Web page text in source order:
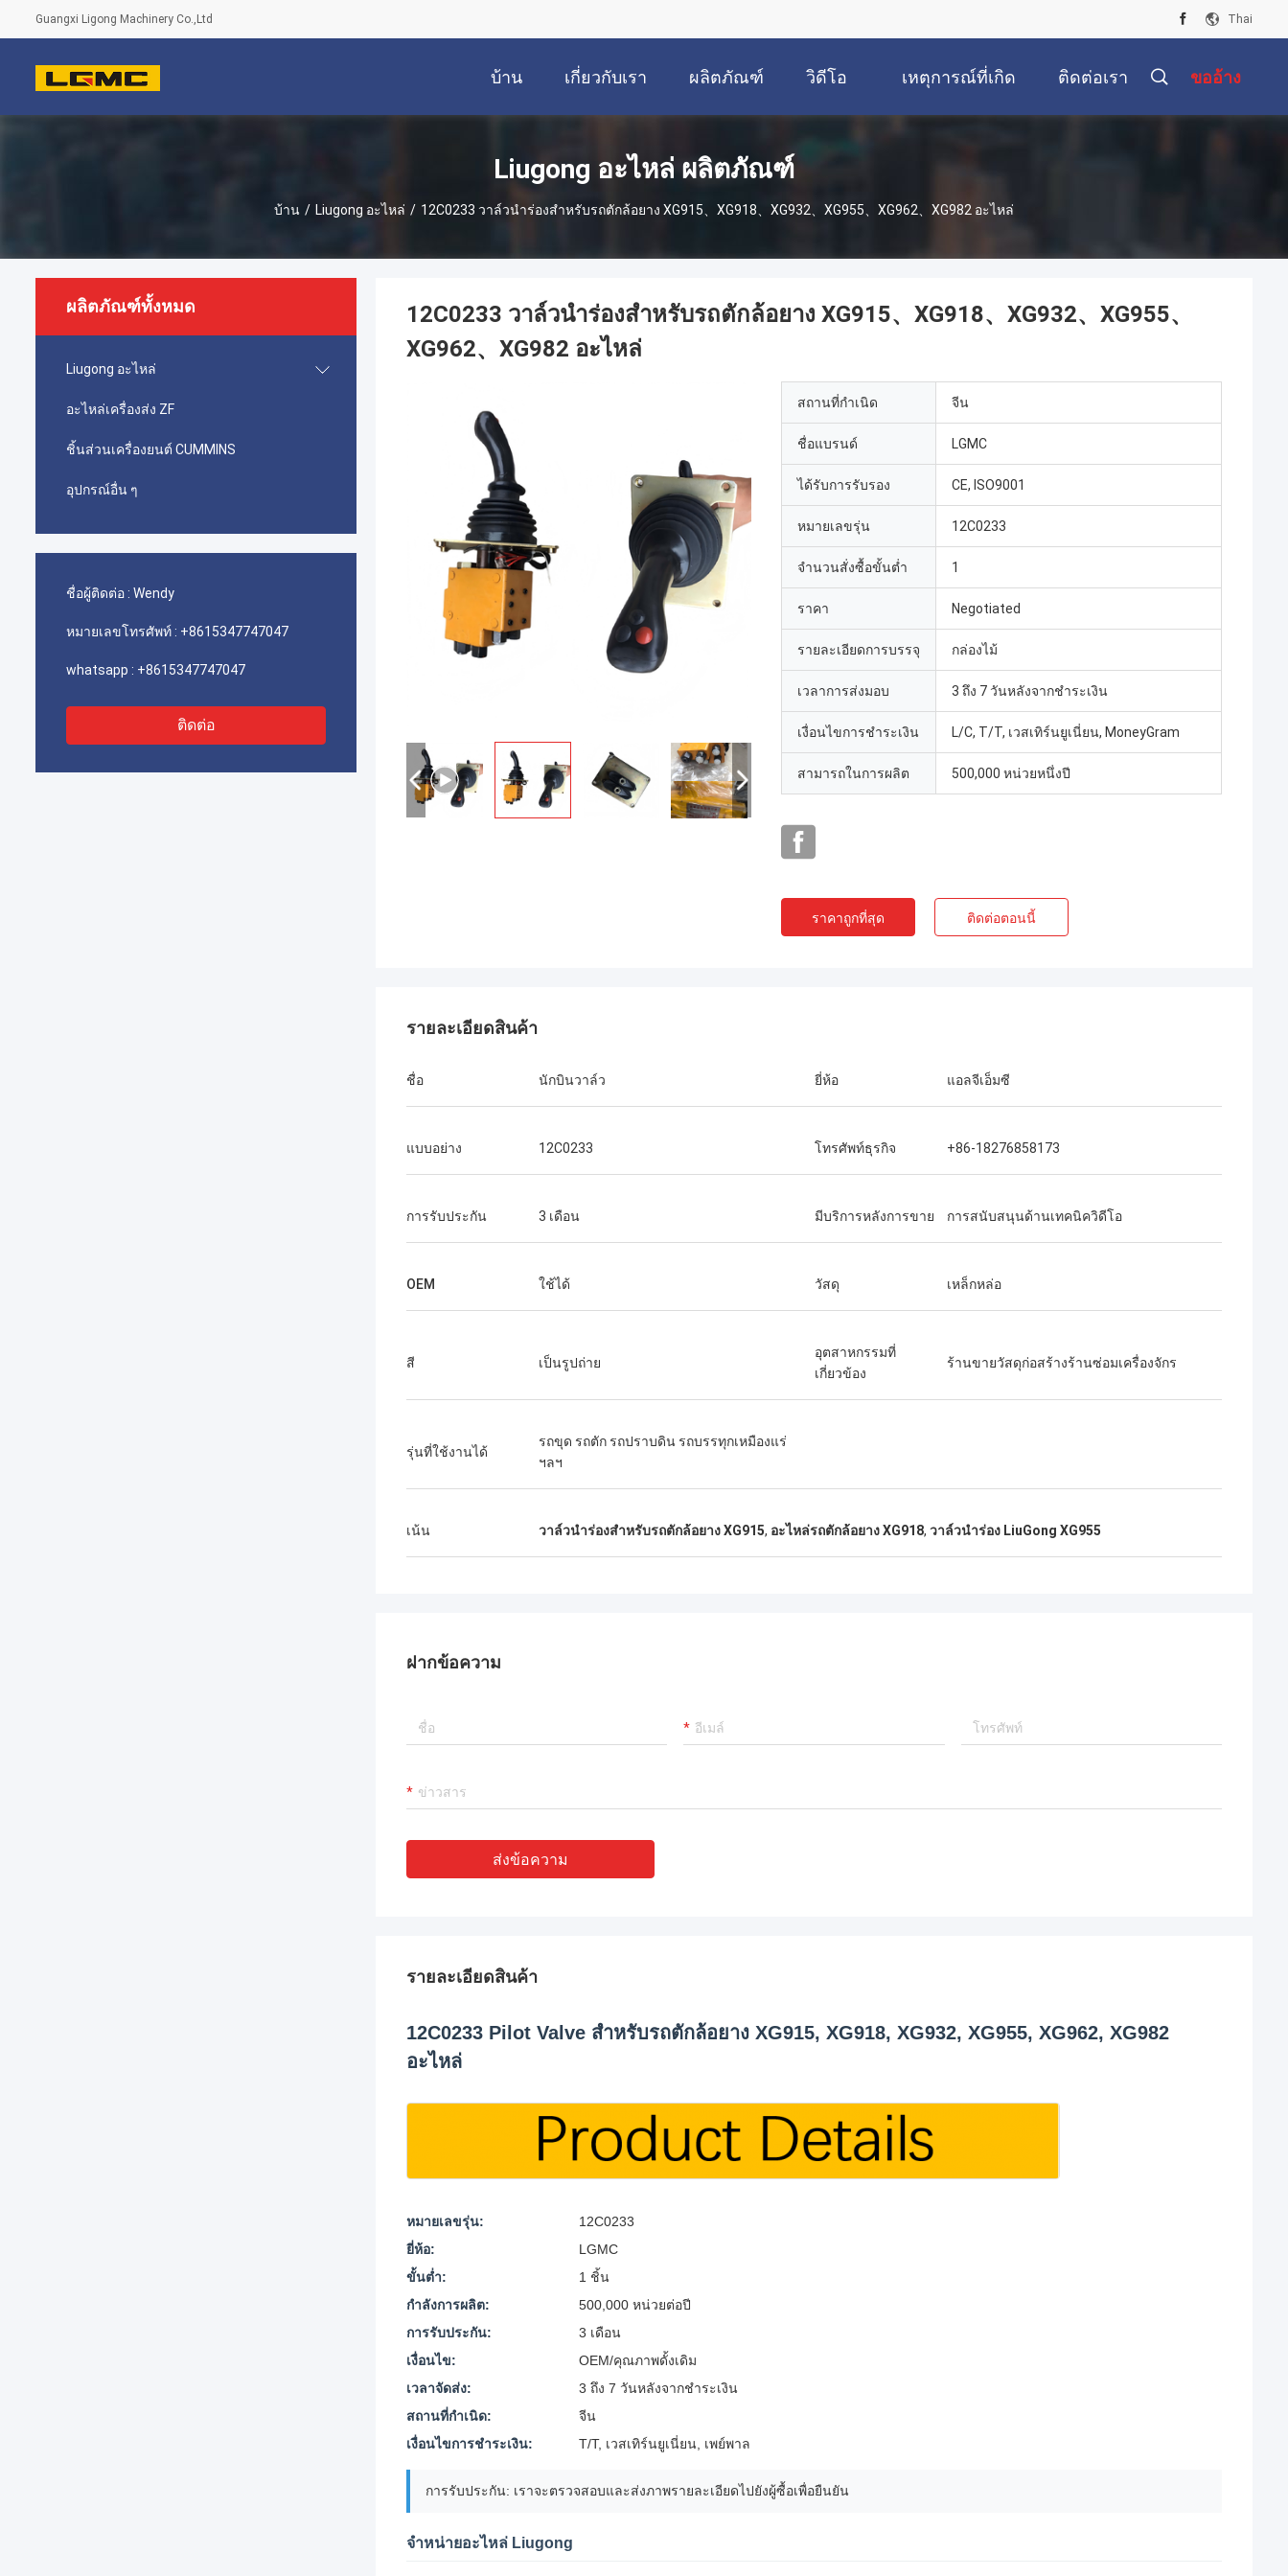
Guangxi Ligong Machinery Co.,Ltd Thai
บ้าน เกี่ยวกับเรา ผลิตภัณฑ์ วิดีโอ เหตุการณ์ที่เกิด ติดต่อเรา ขออ้าง
Liugong อะไหล่ ผลิตภัณฑ์
บ้าน / Liugong อะไหล่ / 12C0233 วาล์วนำร่องสำหรับรถตักล้อยาง XG915、XG918、XG932、XG955、XG962、XG982 อะไหล่
ผลิตภัณฑ์ทั้งหมด
Liugong อะไหล่
อะไหล่เครื่องส่ง ZF
ชิ้นส่วนเครื่องยนต์ CUMMINS
อุปกรณ์อื่น ๆ
ชื่อผู้ติดต่อ : Wendy
หมายเลขโทรศัพท์ : +8615347747047
whatsapp : +8615347747047
ติดต่อ
12C0233 วาล์วนำร่องสำหรับรถตักล้อยาง XG915、XG918、XG932、XG955、
XG962、XG982 อะไหล่
สถานที่กำเนิด จีน
ชื่อแบรนด์ LGMC
ได้รับการรับรอง CE, ISO9001
หมายเลขรุ่น 12C0233
จำนวนสั่งซื้อขั้นต่ำ 1
ราคา Negotiated
รายละเอียดการบรรจุ กล่องไม้
เวลาการส่งมอบ 3 ถึง 7 วันหลังจากชำระเงิน
เงื่อนไขการชำระเงิน L/C, T/T, เวสเทิร์นยูเนี่ยน, MoneyGram
สามารถในการผลิต 500,000 หน่วยหนึ่งปี
ราคาถูกที่สุด ติดต่อตอนนี้
รายละเอียดสินค้า
ชื่อ นักบินวาล์ว ยี่ห้อ แอลจีเอ็มซี
แบบอย่าง 12C0233 โทรศัพท์ธุรกิจ +86-18276858173
การรับประกัน 3 เดือน มีบริการหลังการขาย การสนับสนุนด้านเทคนิควิดีโอ
OEM ใช้ได้ วัสดุ เหล็กหล่อ
สี เป็นรูปถ่าย
อุตสาหกรรมที่
เกี่ยวข้อง
ร้านขายวัสดุก่อสร้างร้านซ่อมเครื่องจักร
รุ่นที่ใช้งานได้
รถขุด รถตัก รถปราบดิน รถบรรทุกเหมืองแร่
ฯลฯ
เน้น วาล์วนำร่องสำหรับรถตักล้อยาง XG915, อะไหล่รถตักล้อยาง XG918, วาล์วนำร่อง LiuGong XG955
ฝากข้อความ
ส่งข้อความ
รายละเอียดสินค้า
12C0233 Pilot Valve สำหรับรถตักล้อยาง XG915, XG918, XG932, XG955, XG962, XG982
อะไหล่
หมายเลขรุ่น:
12C0233
ยี่ห้อ:
LGMC
ขั้นต่ำ:
1 ชิ้น
กำลังการผลิต:
500,000 หน่วยต่อปี
การรับประกัน:
3 เดือน
เงื่อนไข:
OEM/คุณภาพดั้งเดิม
เวลาจัดส่ง:
3 ถึง 7 วันหลังจากชำระเงิน
สถานที่กำเนิด:
จีน
เงื่อนไขการชำระเงิน:
T/T, เวสเทิร์นยูเนี่ยน, เพย์พาล
การรับประกัน: เราจะตรวจสอบและส่งภาพรายละเอียดไปยังผู้ซื้อเพื่อยืนยัน
จำหน่ายอะไหล่ Liugong